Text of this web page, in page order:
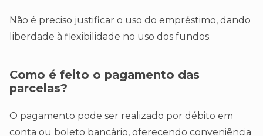
Não é preciso justificar o uso do empréstimo, dando
liberdade à flexibilidade no uso dos fundos.
Como é feito o pagamento das
parcelas?
O pagamento pode ser realizado por débito em
conta ou boleto bancário, oferecendo conveniência